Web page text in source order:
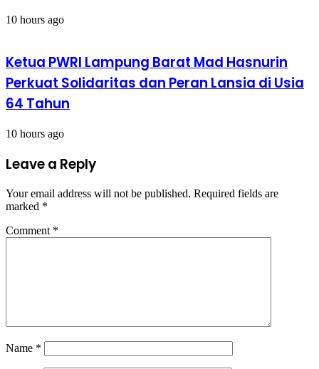
10 hours ago
Ketua PWRI Lampung Barat Mad Hasnurin
Perkuat Solidaritas dan Peran Lansia di Usia
64 Tahun
10 hours ago
Leave a Reply
Your email address will not be published. Required fields are
marked *
Comment *
Name *